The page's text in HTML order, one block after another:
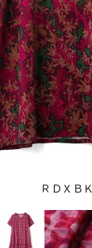
ＲＤＸＢＫ